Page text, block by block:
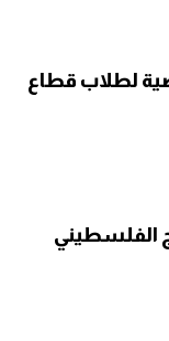
لطلاب قطاع
الفلسطيني